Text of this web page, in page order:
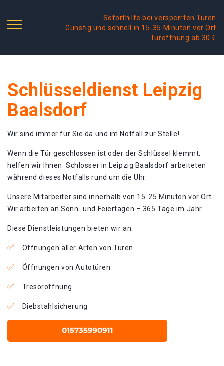
Soforthilfe bei versperrten Türen
Günstig und schnell in 15-35 Minuten vor Ort
Türöffnung ab 30 €
Schlüsseldienst Leipzig
Baalsdorf
Wir sind immer für Sie da und im Notfall zur Stelle!
Wenn die Tür geschlossen ist oder der Schlüssel klemmt,
helfen wir Ihnen. Schlosser in Leipzig Baalsdorf arbeiteten
während dieses Notfalls rund um die Uhr.
Unsere Mitarbeiter sind innerhalb von 15-25 Minuten vor Ort.
Wir arbeiten an Sonn- und Feiertagen – 365 Tage im Jahr.
Diese Dienstleistungen bieten wir an:
Öffnungen aller Arten von Türen
Öffnungen von Autotüren
Tresoröffnung
Diebstahlsicherung